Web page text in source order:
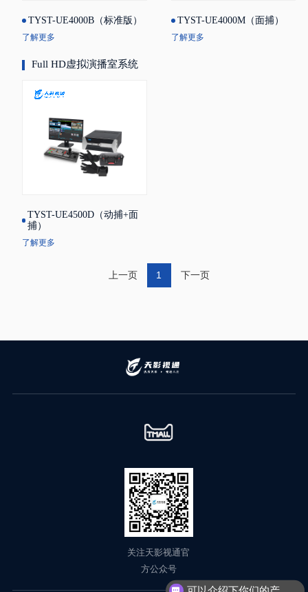
TYST-UE4000B（标准版）
了解更多
TYST-UE4000M（面捕）
了解更多
Full HD虚拟演播室系统
TYST-UE4500D（动捕+面
捕）
了解更多
上一页 1 下一页
关注天影视通官
方公众号